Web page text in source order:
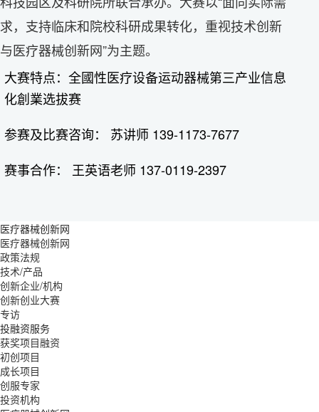
求，支持临床和院校科研成果转化，重视技术创新
与医疗器械创新网”为主题。
大赛特点：全國性医疗设备运动器械第三产业信息
化創業选拔赛
参赛及比赛咨询： 苏讲师 139-1173-7677
赛事合作： 王英语老师 137-0119-2397
医疗器械创新网
医疗器械创新网
政策法规
技术/产品
创新企业/机构
创新创业大赛
专访
投融资服务
获奖项目融资
初创项目
成长项目
创服专家
投资机构